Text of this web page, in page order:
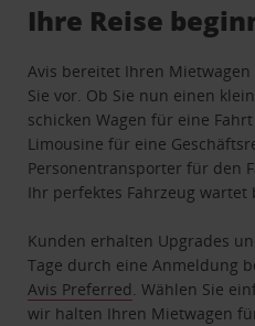
Ihre Reise
Avis bereitet Ihren
Sie vor. Ob Sie nun einen
schicken Wagen für eine
Limousine für eine
Personentransporter für den
Ihr perfektes Fahrzeug wartet
Kunden erhalten Upgrades
Tage durch eine Anmeldung
Avis Preferred . Wählen Sie
wir halten Ihren Mietwagen